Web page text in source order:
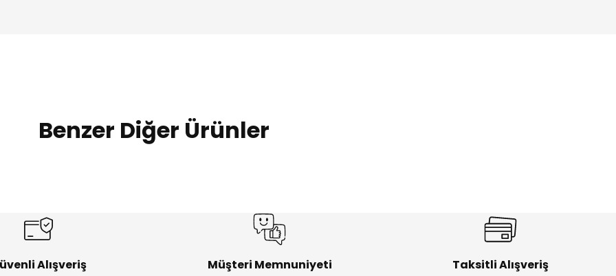
Benzer Diğer Ürünler
Yeni
Kampçı Minik Erkek Çocuk 2'li Şortlu Takım
Alışveriş Müşteri Memnuniyeti Taksitli Alışveriş